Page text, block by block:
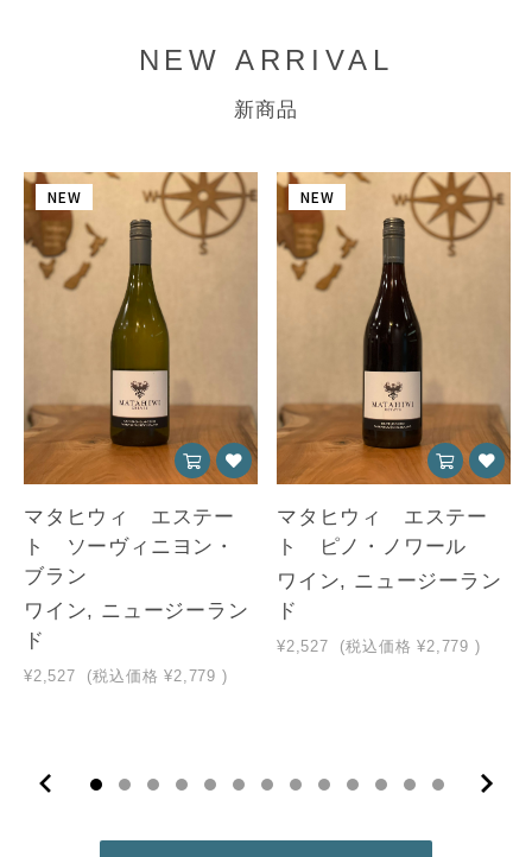
NEW ARRIVAL
新商品
NEW
マタヒウィ エステー
ト ソーヴィニヨン・
ブラン
ワイン, ニュージーラン
ド
¥2,527 (税込価格 ¥2,779 )
NEW
マタヒウィ エステー
ト ピノ・ノワール
ワイン, ニュージーラン
ド
¥2,527 (税込価格 ¥2,779 )